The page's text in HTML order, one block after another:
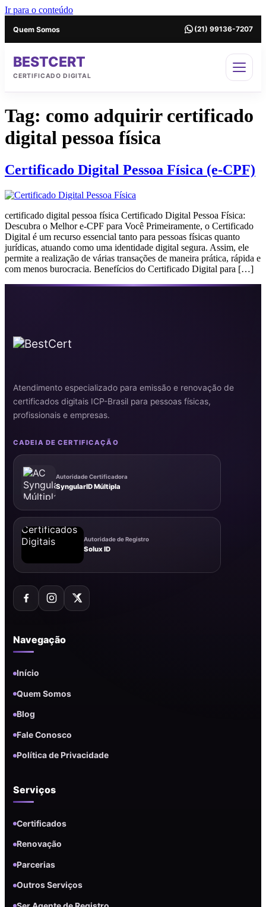
Ir para o conteúdo
Quem Somos (21) 99136-7207
BESTCERT
CERTIFICADO DIGITAL
Tag: como adquirir certificado
digital pessoa física
Certificado Digital Pessoa Física (e-CPF)
certificado digital pessoa física Certificado Digital Pessoa Física:
Descubra o Melhor e-CPF para Você Primeiramente, o Certificado
Digital é um recurso essencial tanto para pessoas físicas quanto
jurídicas, atuando como uma identidade digital segura. Assim, ele
permite a realização de várias transações de maneira prática, rápida e
com menos burocracia. Benefícios do Certificado Digital para […]
Atendimento especializado para emissão e renovação de
certificados digitais ICP-Brasil para pessoas físicas,
profissionais e empresas.
CADEIA DE CERTIFICAÇÃO
Autoridade Certificadora
SyngularID Múltipla
Autoridade de Registro
Solux ID
Navegação
Início
Quem Somos
Blog
Fale Conosco
Política de Privacidade
Serviços
Certificados
Renovação
Parcerias
Outros Serviços